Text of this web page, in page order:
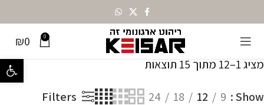
פתח
0
₪0 עמוד הבית מותגים Bakker elkhuizen
מציג 1–12 מתוך 15 תוצאות
Show
9
12
18
24
Filters